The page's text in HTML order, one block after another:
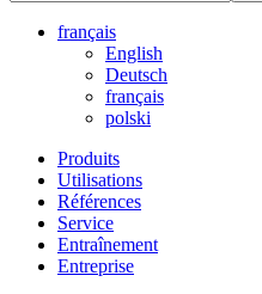
français
English
Deutsch
français
polski
Produits
Utilisations
Références
Service
Entraînement
Entreprise